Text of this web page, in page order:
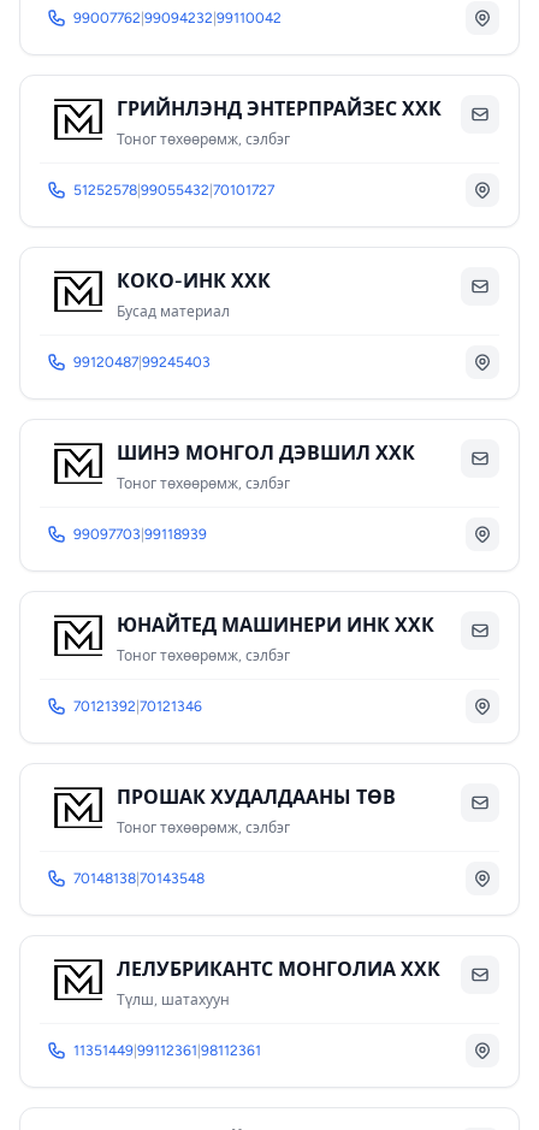
99007762 99094232 99110042
ГРИЙНЛЭНД ЭНТЕРПРАЙЗЕС ХХК
Тоног төхөөрөмж, сэлбэг
51252578 99055432 70101727
КОКО-ИНК ХХК
Бусад материал
99120487 99245403
ШИНЭ МОНГОЛ ДЭВШИЛ ХХК
Тоног төхөөрөмж, сэлбэг
99097703 99118939
ЮНАЙТЕД МАШИНЕРИ ИНК ХХК
Тоног төхөөрөмж, сэлбэг
70121392 70121346
ПРОШАК ХУДАЛДААНЫ ТӨВ
Тоног төхөөрөмж, сэлбэг
70148138 70143548
ЛЕЛУБРИКАНТС МОНГОЛИА ХХК
Түлш, шатахуун
11351449 99112361 98112361